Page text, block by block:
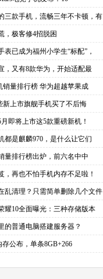
三款手机，流畅三年不卡顿，有
，极客修4招脱困
表已成为福州小学生“标配”，
，又有8款华为，开始适配最
销量排行榜 华为超越苹果成
新上市旗舰手机买了不后悔
即将上市这5款重磅新机！
都是麒麟970，是什么让它们
量排行榜出炉，前六名中中
，再也不怕手机内存不足啦！
乱清理？只需简单删除几个文件
耀10全面曝光：三种存储版本
的普通电脑搭建服务器？
公布，单条8GB+266